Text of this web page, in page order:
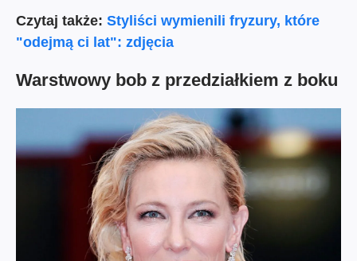
Czytaj także: Styliści wymienili fryzury, które
"odejmą ci lat": zdjęcia
Warstwowy bob z przedziałkiem z boku